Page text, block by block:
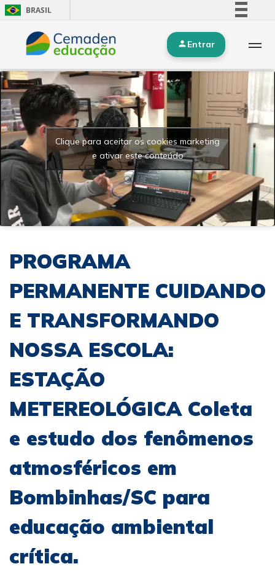
BRASIL
Simplifique!
Comunica BR
Participe
Acesso à informação
Legislação
Canais
Entrar
Clique para aceitar os cookies marketing
e ativar este conteúdo
PROGRAMA
PERMANENTE CUIDANDO
E TRANSFORMANDO
NOSSA ESCOLA:
ESTAÇÃO
METEREOLÓGICA Coleta
e estudo dos fenômenos
atmosféricos em
Bombinhas/SC para
educação ambiental
crítica.